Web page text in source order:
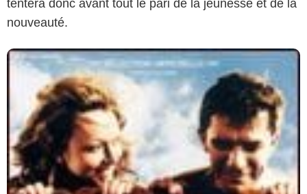
tentera donc avant tout le pari de la jeunesse et de la
nouveauté.